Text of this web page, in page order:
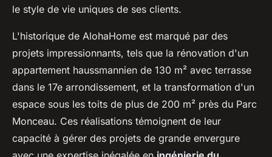
le style de vie uniques de ses clients.
L'historique de AlohaHome est marqué par des
projets impressionnants, tels que la rénovation d'un
appartement haussmannien de 130 m² avec terrasse
dans le 17e arrondissement, et la transformation d'un
espace sous les toits de plus de 200 m² près du Parc
Monceau. Ces réalisations témoignent de leur
capacité à gérer des projets de grande envergure